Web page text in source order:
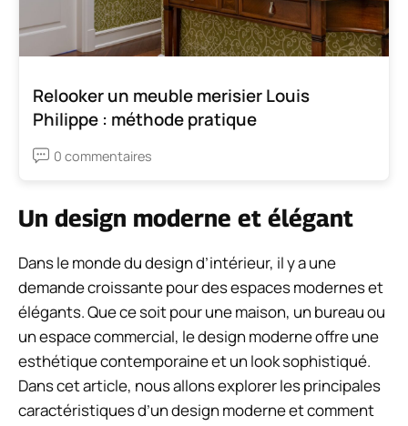
Relooker un meuble merisier Louis
Philippe : méthode pratique
0 commentaires
Un design moderne et élégant
Dans le monde du design d’intérieur, il y a une
demande croissante pour des espaces modernes et
élégants. Que ce soit pour une maison, un bureau ou
un espace commercial, le design moderne offre une
esthétique contemporaine et un look sophistiqué.
Dans cet article, nous allons explorer les principales
caractéristiques d’un design moderne et comment